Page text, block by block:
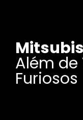
Além de
Furiosos